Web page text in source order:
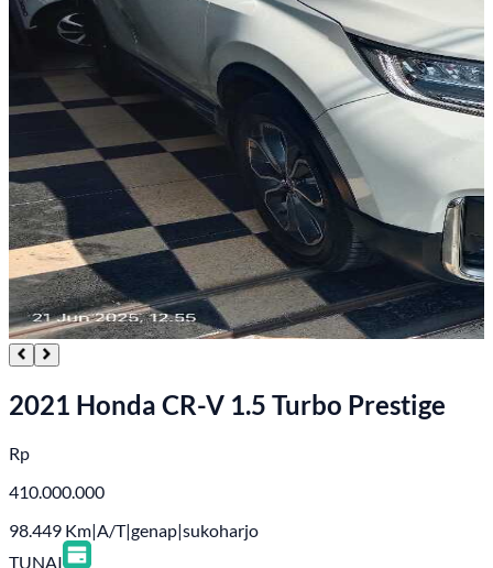
2021 Honda CR-V 1.5 Turbo Prestige
Rp
410.000.000
98.449 Km|A/T|genap|sukoharjo
TUNAI